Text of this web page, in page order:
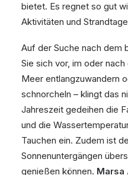
bietet. Es regnet so gut
Aktivitäten und
Auf der Suche nach dem
Sie sich vor, im oder
Meer entlangzuwandern
schnorcheln – klingt das
Jahreszeit gedeihen die
und die
Tauchen ein. Zudem ist
Sonnenuntergängen
genießen können. Marsa